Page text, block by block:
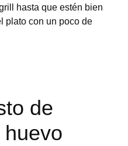
hasta que estén bien
plato con un poco de
de